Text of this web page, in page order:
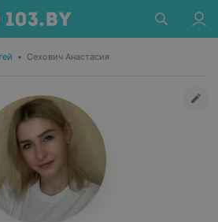
• Сехович Анастасия